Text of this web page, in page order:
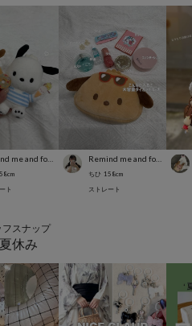
cm
ト
Remind me and forever
ちひ 158cm
ストレート
フスナップ
休み